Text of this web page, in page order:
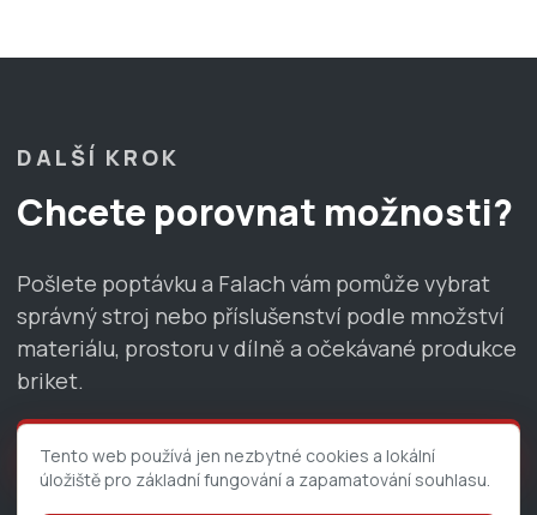
DALŠÍ KROK
Chcete porovnat možnosti?
Pošlete poptávku a Falach vám pomůže vybrat
správný stroj nebo příslušenství podle množství
materiálu, prostoru v dílně a očekávané produkce
briket.
Nezávazná poptávka
Tento web používá jen nezbytné cookies a lokální
úložiště pro základní fungování a zapamatování souhlasu.